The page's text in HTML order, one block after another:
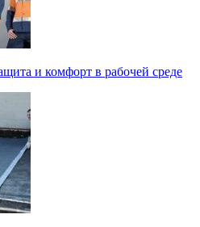
и комфорт в рабочей среде